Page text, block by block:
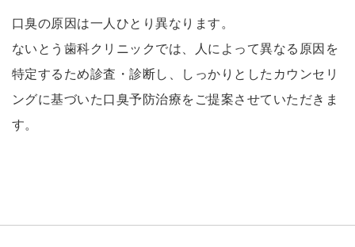
口臭の原因は一人ひとり異なります。
ないとう歯科クリニックでは、人によって異なる原因を
特定するため診査・診断し、しっかりとしたカウンセリ
ングに基づいた口臭予防治療をご提案させていただきま
す。